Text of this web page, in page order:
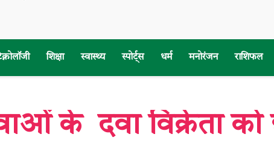
शिक्षा स्वास्थ्य स्पोर्ट्स धर्म मनोरंजन राशिफल
के दवा विक्रेता